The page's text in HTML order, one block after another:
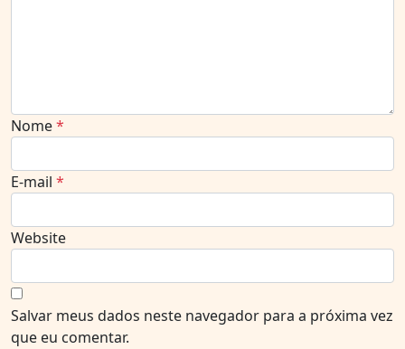
Nome*
E-mail *
Website
Salvar meus dados neste navegador para a próxima vez
que eu comentar.